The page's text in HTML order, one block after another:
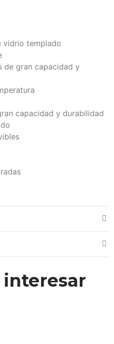
vidrio templado
de gran capacidad y
capacidad y durabilidad
interesar